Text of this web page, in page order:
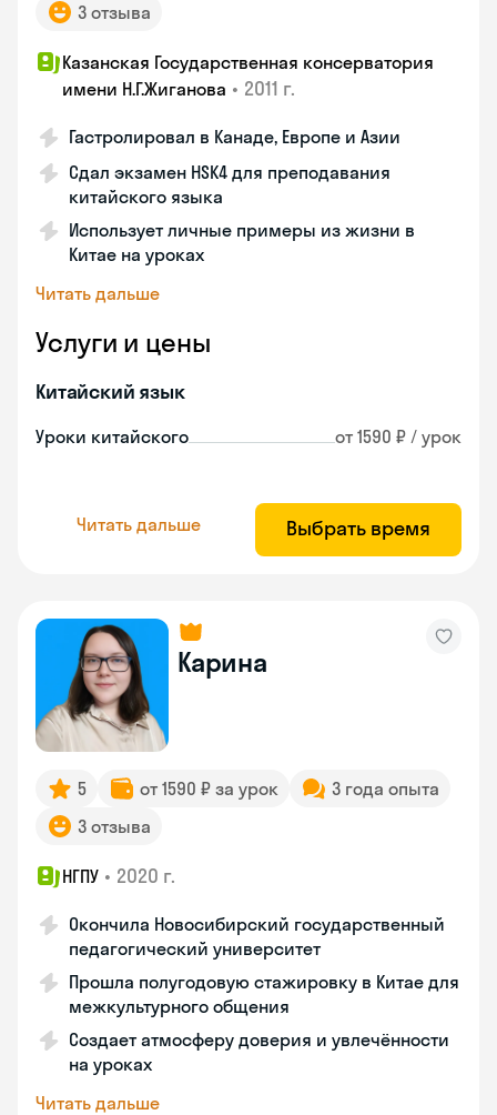
3 отзыва
Казанская Государственная консерватория
имени Н.Г.Жиганова • 2011 г.
Гастролировал в Канаде, Европе и Азии
Сдал экзамен HSK4 для преподавания
китайского языка
Использует личные примеры из жизни в
Китае на уроках
Читать дальше
Услуги и цены
Китайский язык
Уроки китайского от 1590 ₽ / урок
Читать дальше Выбрать время
Карина
5 от 1590 ₽ за урок
3 года опыта
3 отзыва
НГПУ • 2020 г.
Окончила Новосибирский государственный
педагогический университет
Прошла полугодовую стажировку в Китае для
межкультурного общения
Создает атмосферу доверия и увлечённости
на уроках
Читать дальше